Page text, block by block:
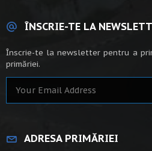
ÎNSCRIE-TE LA
Înscrie-te la newsletter pentru a
primăriei.
ADRESA PRIMĂRIEI